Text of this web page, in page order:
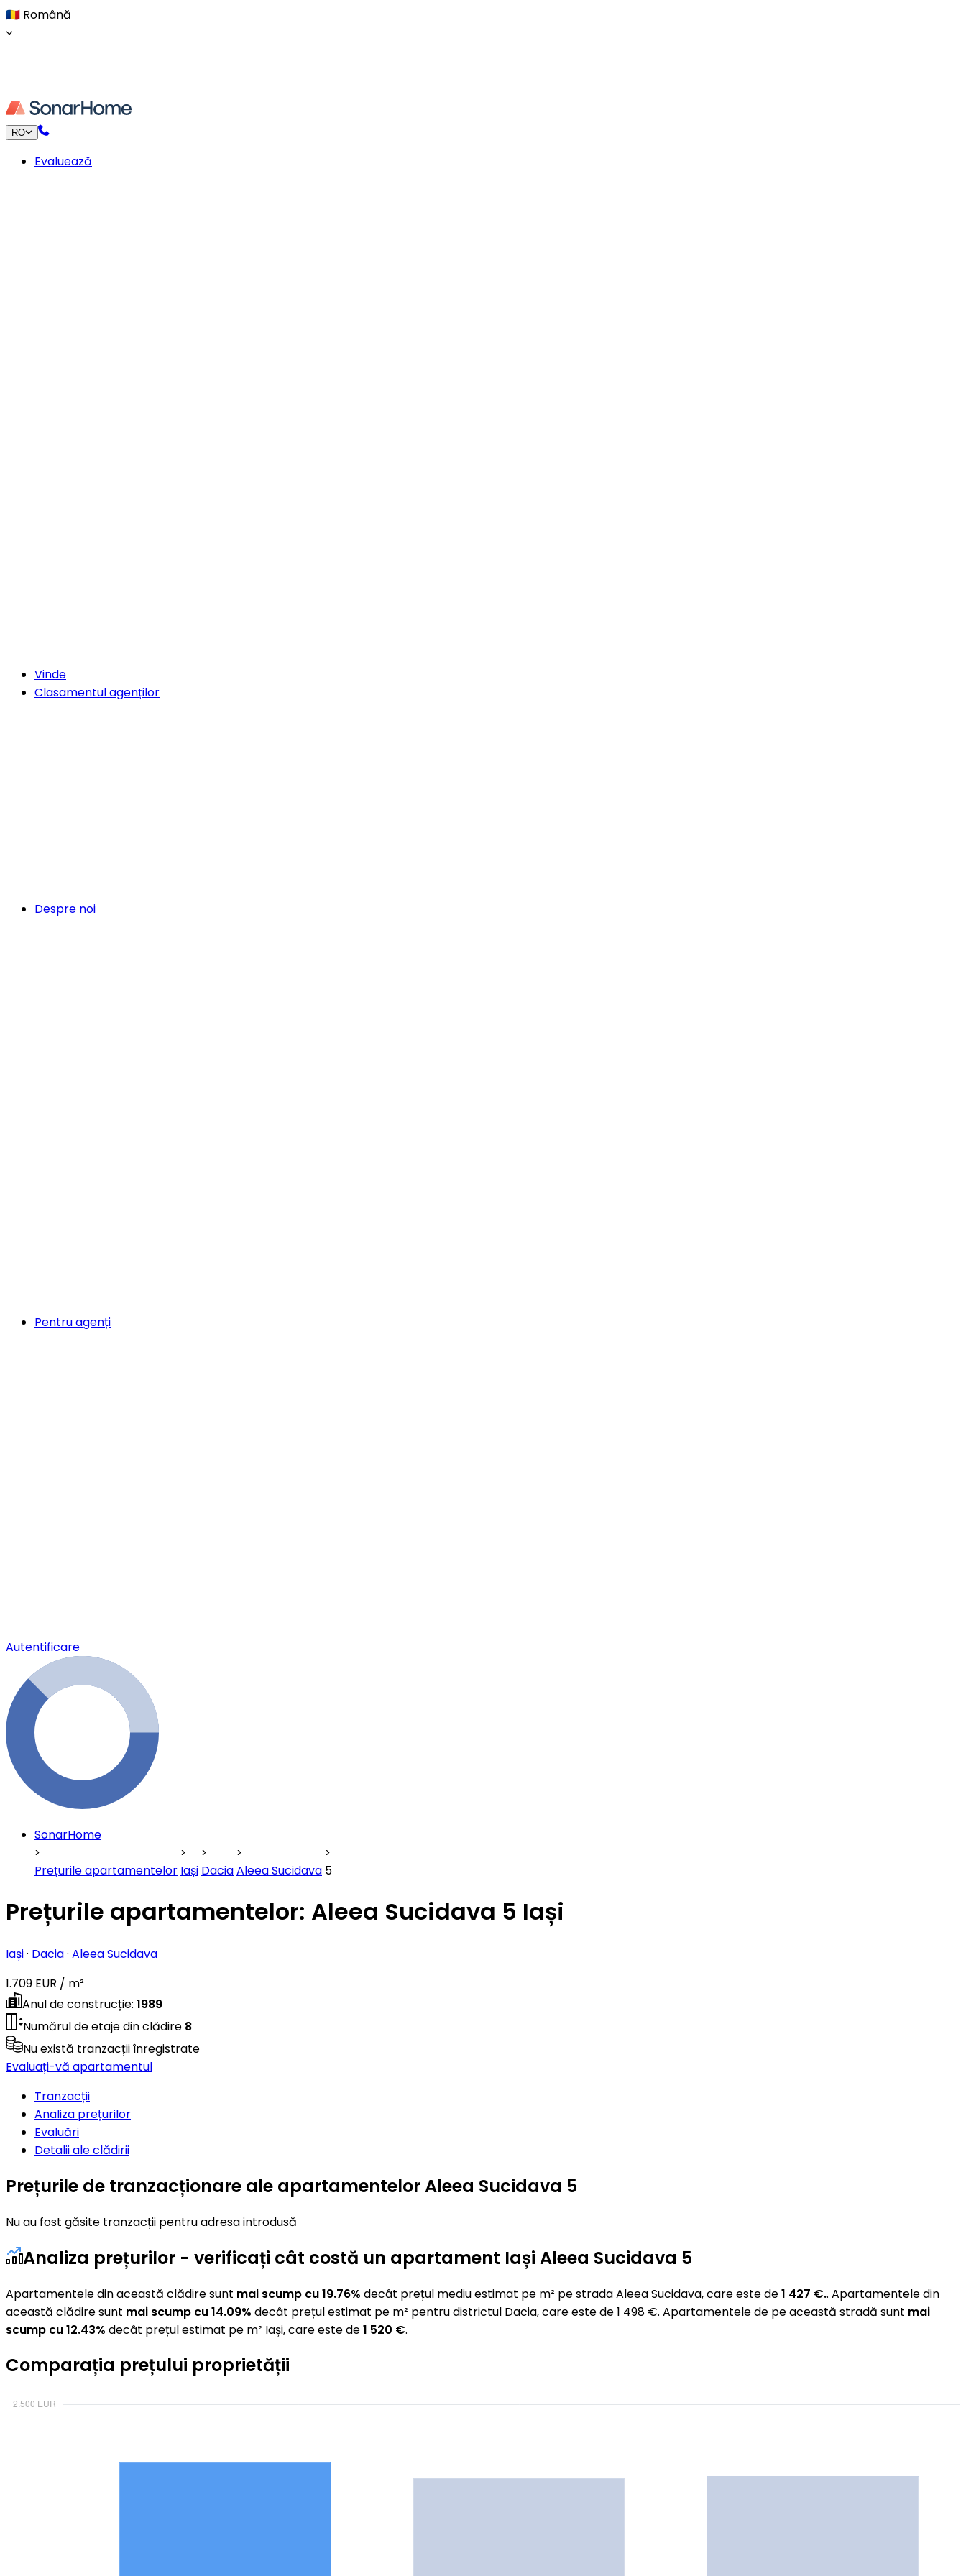
🇷🇴 Română
RO
Evaluează
Vinde
Clasamentul agenților
Despre noi
Pentru agenți
Autentificare
SonarHome
Prețurile apartamentelor Iași DaciaAleea Sucidava 5
Prețurile apartamentelor: Aleea Sucidava 5 Iași
Iași· Dacia· Aleea Sucidava
1.709 EUR / m²
Anul de construcție: 1989
Numărul de etaje din clădire 8
Nu există tranzacții înregistrate
Evaluați-vă apartamentul
Tranzacții
Analiza prețurilor
Evaluări
Detalii ale clădirii
Prețurile de tranzacționare ale apartamentelor Aleea Sucidava 5
Nu au fost găsite tranzacții pentru adresa introdusă
Analiza prețurilor - verificați cât costă un apartament Iași Aleea Sucidava 5
Apartamentele din această clădire sunt mai scump cu 19.76% decât prețul mediu estimat pe m² pe strada Aleea Sucidava, care este de1 427 €.. Apartamentele din
această clădire sunt mai scump cu 14.09% decât prețul estimat pe m² pentru districtul Dacia, care este de 1 498 €. Apartamentele de pe această stradă sunt mai
scump cu 12.43% decât prețul estimat pe m² Iași, care este de1 520 €.
Comparația prețului proprietății